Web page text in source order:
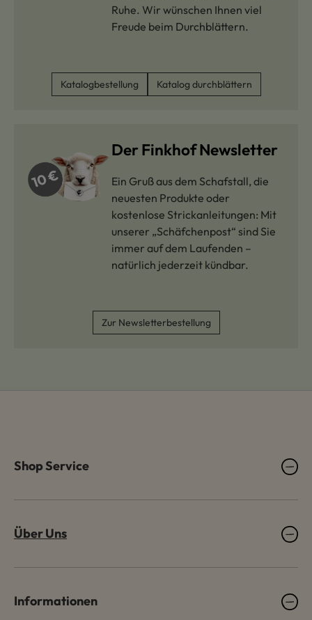
Ruhe. Wir wünschen Ihnen viel
Freude beim Durchblättern.
Katalogbestellung Katalog durchblättern
Der Finkhof Newsletter
Ein Gruß aus dem Schafstall, die
neuesten Produkte oder
kostenlose Strickanleitungen: Mit
unserer „Schäfchenpost“ sind Sie
immer auf dem Laufenden –
natürlich jederzeit kündbar.
Zur Newsletterbestellung
Shop Service
Über Uns
Informationen